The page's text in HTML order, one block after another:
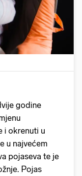
godine
i okrenuti u
u najvećem
pojaseva te je
Pojas